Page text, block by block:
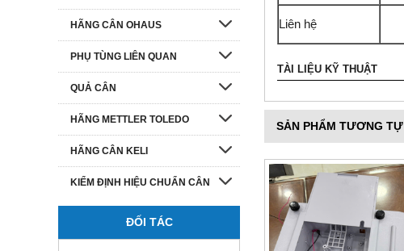
Liên hệ
TÀI LIỆU KỸ THUẬT
SẢN PHẨM TƯƠNG TỰ
HÃNG CÂN OHAUS
PHỤ TÙNG LIÊN QUAN
QUẢ CÂN
HÃNG METTLER TOLEDO
HÃNG CÂN KELI
KIỂM ĐỊNH HIỆU CHUẨN CÂN
ĐỐI TÁC